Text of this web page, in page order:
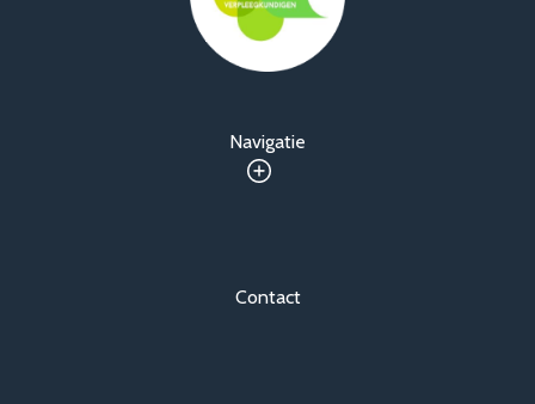
Navigatie
Contact